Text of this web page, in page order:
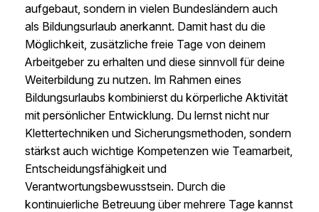
aufgebaut, sondern in vielen Bundesländern auch
als Bildungsurlaub anerkannt. Damit hast du die
Möglichkeit, zusätzliche freie Tage von deinem
Arbeitgeber zu erhalten und diese sinnvoll für deine
Weiterbildung zu nutzen. Im Rahmen eines
Bildungsurlaubs kombinierst du körperliche Aktivität
mit persönlicher Entwicklung. Du lernst nicht nur
Klettertechniken und Sicherungsmethoden, sondern
stärkst auch wichtige Kompetenzen wie Teamarbeit,
Entscheidungsfähigkeit und
Verantwortungsbewusstsein. Durch die
kontinuierliche Betreuung über mehrere Tage kannst